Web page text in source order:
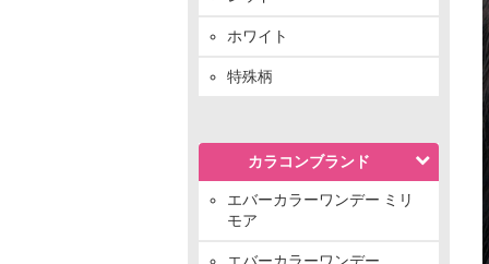
ホワイト
特殊柄
カラコンブランド
エバーカラーワンデー ミリ
モア
エバーカラーワンデー